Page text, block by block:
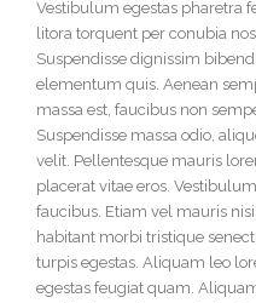
Vestibulum egestas pharetra
litora torquent per conubia
Suspendisse dignissim
elementum quis. Aenean
massa est, faucibus non
Suspendisse massa odio,
velit. Pellentesque mauris
placerat vitae eros.
faucibus. Etiam vel mauris
habitant morbi tristique
turpis egestas. Aliquam leo
egestas feugiat quam.